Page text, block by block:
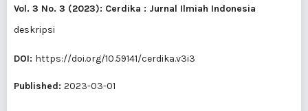
Vol. 3 No. 3 (2023): Cerdika : Jurnal Ilmiah Indonesia
deskripsi
DOI: https://doi.org/10.59141/cerdika.v3i3
Published: 2023-03-01